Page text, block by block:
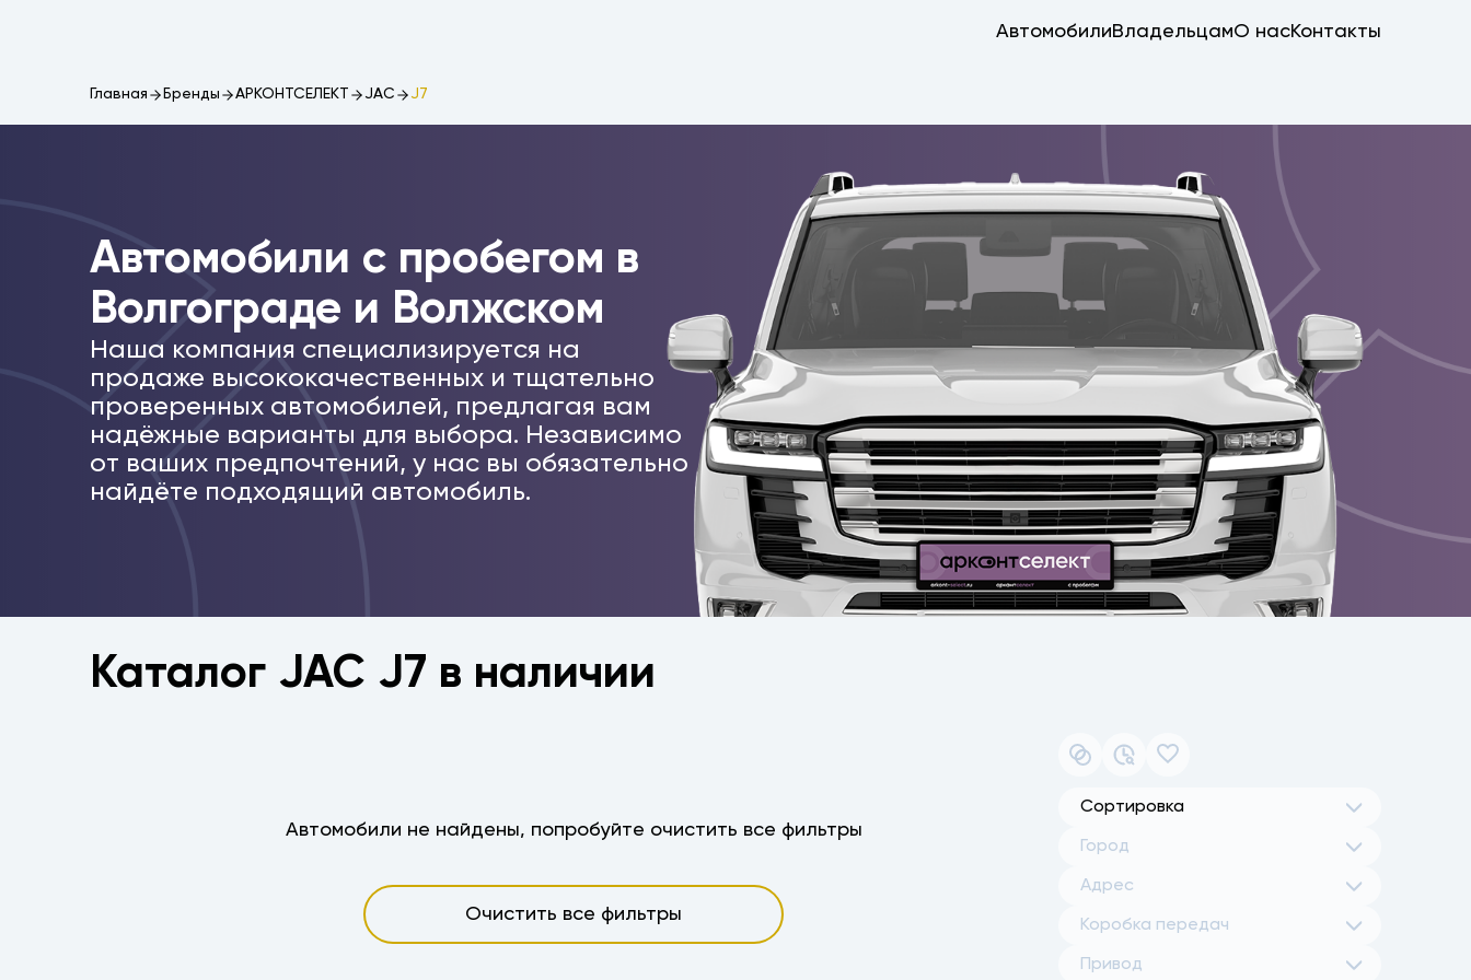
АвтомобилиВладельцамО насКонтакты
Главная Бренды АРКОНТСЕЛЕКТ JAC J7
Автомобили c пробегом в
Волгограде и Волжском
Наша компания специализируется на
продаже высококачественных и тщательно
проверенных автомобилей, предлагая вам
надёжные варианты для выбора. Независимо
от ваших предпочтений, у нас вы обязательно
найдёте подходящий автомобиль.
Каталог JAC J7 в наличии
Автомобили не найдены, попробуйте очистить все фильтры
Очистить все фильтры
Сортировка
Город
Адрес
Коробка передач
Привод